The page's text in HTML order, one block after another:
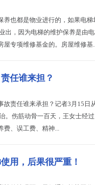
都是物业进行的，如果电梯
因为电梯的维护保养是由电
屋专项维修基金的。房屋维修基
任谁来担？
任谁来承担？记者3月15日
筋动骨一百天，王女士经过
费、误工费、精神...
用，后果很严重！